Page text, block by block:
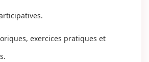
exercices pratiques et